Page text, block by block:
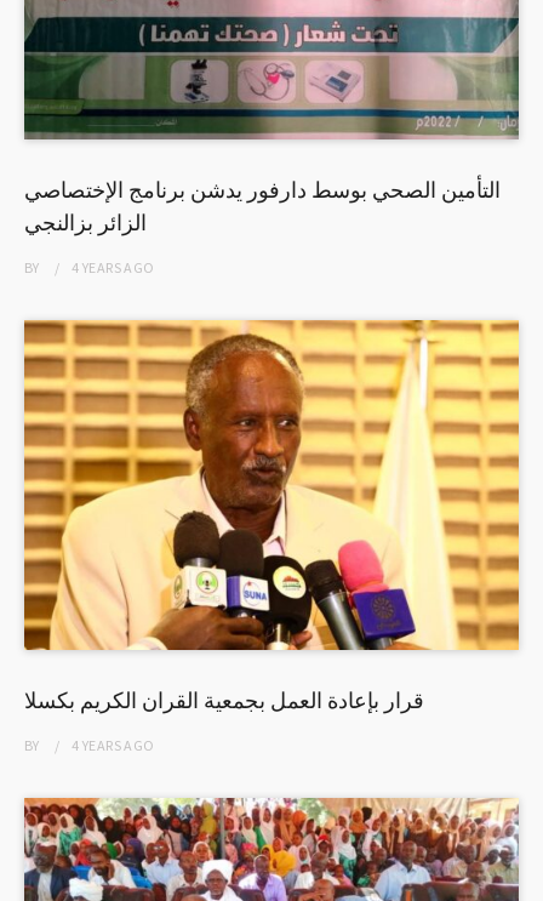
التأمين الصحي بوسط دارفور يدشن برنامج الإختصاصي
الزائر بزالنجي
BY 4 YEARSAGO
قرار بإعادة العمل بجمعية القران الكريم بكسلا
BY 4 YEARSAGO